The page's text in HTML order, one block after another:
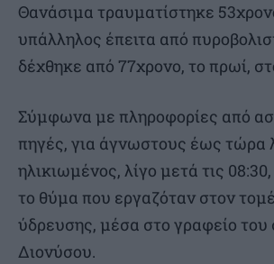
Θανάσιμα τραυματίστηκε
υπάλληλος έπειτα από
δέχθηκε από 77χρονο, το πρωί,
Σύμφωνα με πληροφορίες από
πηγές, για άγνωστους έως τώρα
ηλικιωμένος, λίγο μετά τις
το θύμα που εργαζόταν στον
ύδρευσης, μέσα στο γραφείο του
Διονύσου.